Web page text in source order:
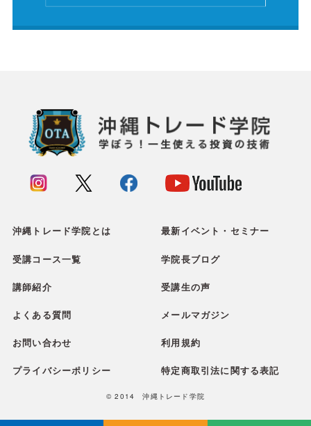
沖縄トレード学院とは 最新イベント・セミナー
受講コース一覧 学院長ブログ
講師紹介 受講生の声
よくある質問 メールマガジン
お問い合わせ 利用規約
プライバシーポリシー 特定商取引法に関する表記
© 2014 沖縄トレード学院